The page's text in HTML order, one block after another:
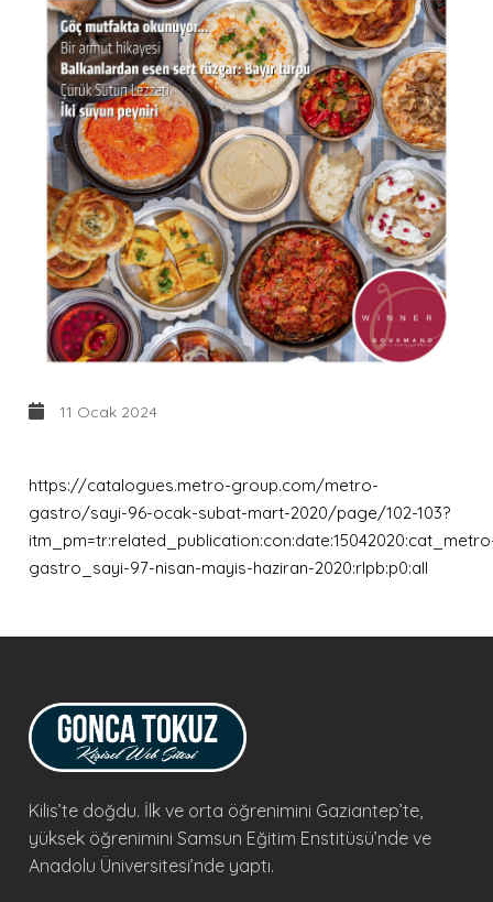
11 Ocak 2024
https://catalogues.metro-group.com/metro-
gastro/sayi-96-ocak-subat-mart-2020/page/102-103?
gastro_sayi-97-nisan-mayis-haziran-2020:rlpb:p0:all
Kilis’te doğdu. İlk ve orta öğrenimini Gaziantep’te,
yüksek öğrenimini Samsun Eğitim Enstitüsü’nde ve
Anadolu Üniversitesi’nde yaptı.